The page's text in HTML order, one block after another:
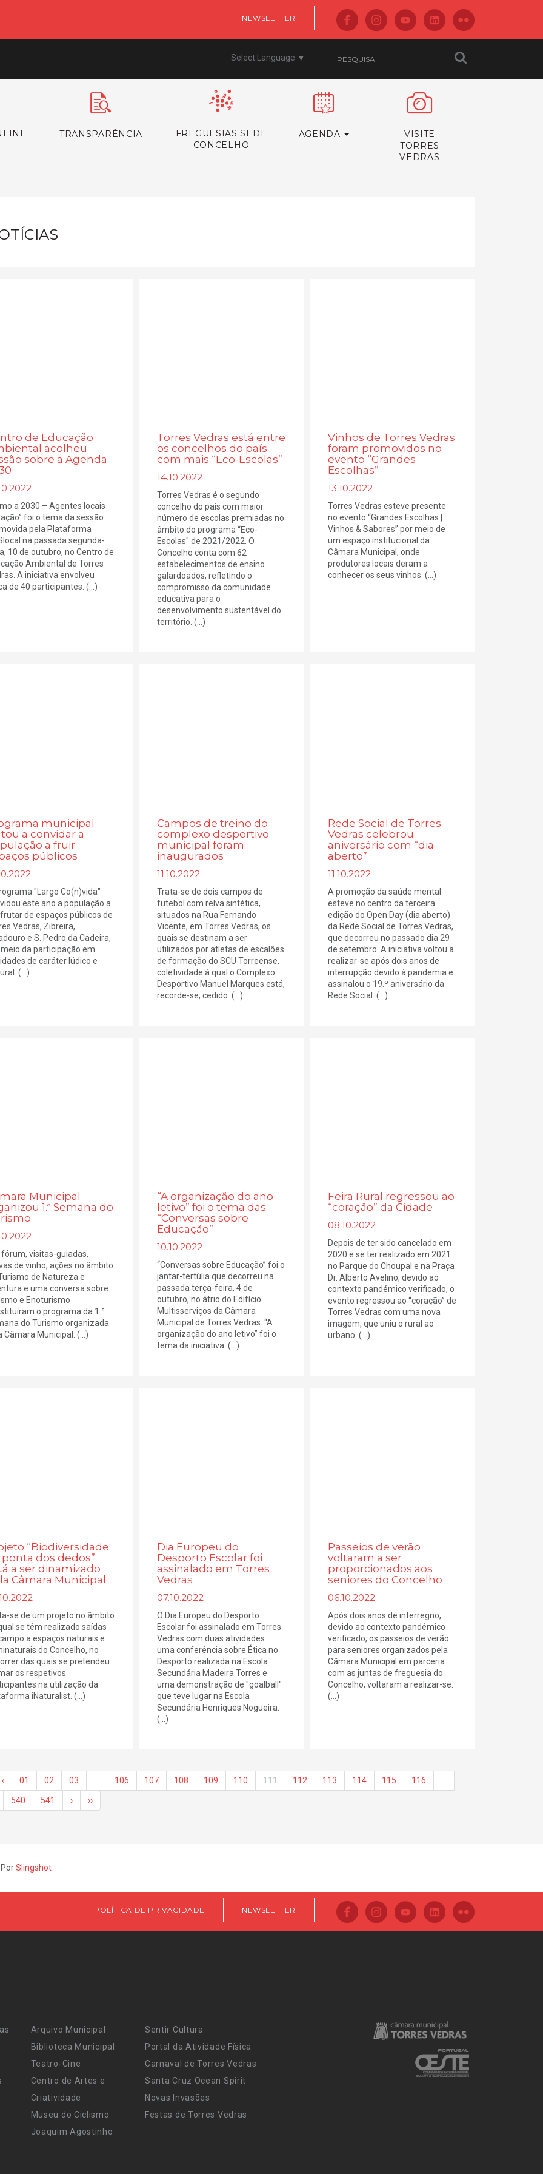
NEWSLETTER
Select Language ▼
TRANSPARÊNCIA
FREGUESIAS SEDE
CONCELHO
AGENDA
VISITE
TORRES
VEDRAS
de Educação
acolheu
sobre a Agenda
a 2030 – Agentes locais
foi o tema da sessão
pela Plataforma
na passada segunda-
10 de outubro, no Centro de
Ambiental de Torres
A iniciativa envolveu
de 40 participantes. (...)
Torres Vedras está entre
os concelhos do país
com mais “Eco-Escolas”
14.10.2022
Torres Vedras é o segundo
concelho do país com maior
número de escolas premiadas no
âmbito do programa “Eco-
Escolas" de 2021/2022. O
Concelho conta com 62
estabelecimentos de ensino
galardoados, refletindo o
compromisso da comunidade
educativa para o
desenvolvimento sustentável do
território. (...)
Vinhos de Torres Vedras
foram promovidos no
evento “Grandes
Escolhas”
13.10.2022
Torres Vedras esteve presente
no evento “Grandes Escolhas |
Vinhos & Sabores” por meio de
um espaço institucional da
Câmara Municipal, onde
produtores locais deram a
conhecer os seus vinhos. (...)
municipal
a convidar a
a fruir
públicos
"Largo Co(n)vida"
este ano a população a
de espaços públicos de
Vedras, Zibreira,
e S. Pedro da Cadeira,
da participação em
de caráter lúdico e
(...)
Campos de treino do
complexo desportivo
municipal foram
inaugurados
11.10.2022
Trata-se de dois campos de
futebol com relva sintética,
situados na Rua Fernando
Vicente, em Torres Vedras, os
quais se destinam a ser
utilizados por atletas de escalões
de formação do SCU Torreense,
coletividade à qual o Complexo
Desportivo Manuel Marques está,
recorde-se, cedido. (...)
Rede Social de Torres
Vedras celebrou
aniversário com “dia
aberto”
11.10.2022
A promoção da saúde mental
esteve no centro da terceira
edição do Open Day (dia aberto)
da Rede Social de Torres Vedras,
que decorreu no passado dia 29
de setembro. A iniciativa voltou a
realizar-se após dois anos de
interrupção devido à pandemia e
assinalou o 19.º aniversário da
Rede Social. (...)
Municipal
1.ª Semana do
fórum, visitas-guiadas,
de vinho, ações no âmbito
de Natureza e
e uma conversa sobre
e Enoturismo
o programa da 1.ª
do Turismo organizada
Câmara Municipal. (...)
“A organização do ano
letivo” foi o tema das
“Conversas sobre
Educação”
10.10.2022
“Conversas sobre Educação” foi o
jantar-tertúlia que decorreu na
passada terça-feira, 4 de
outubro, no átrio do Edifício
Multisserviços da Câmara
Municipal de Torres Vedras. “A
organização do ano letivo” foi o
tema da iniciativa. (...)
Feira Rural regressou ao
“coração” da Cidade
08.10.2022
Depois de ter sido cancelado em
2020 e se ter realizado em 2021
no Parque do Choupal e na Praça
Dr. Alberto Avelino, devido ao
contexto pandémico verificado, o
evento regressou ao “coração” de
Torres Vedras com uma nova
imagem, que uniu o rural ao
urbano. (...)
“Biodiversidade
ponta dos dedos”
a ser dinamizado
Câmara Municipal
se de um projeto no âmbito
se têm realizado saídas
a espaços naturais e
do Concelho, no
das quais se pretendeu
os respetivos
na utilização da
iNaturalist. (...)
Dia Europeu do
Desporto Escolar foi
assinalado em Torres
Vedras
07.10.2022
O Dia Europeu do Desporto
Escolar foi assinalado em Torres
Vedras com duas atividades:
uma conferência sobre Ética no
Desporto realizada na Escola
Secundária Madeira Torres e
uma demonstração de "goalball"
que teve lugar na Escola
Secundária Henriques Nogueira.
(...)
Passeios de verão
voltaram a ser
proporcionados aos
seniores do Concelho
06.10.2022
Após dois anos de interregno,
devido ao contexto pandémico
verificado, os passeios de verão
para seniores organizados pela
Câmara Municipal em parceria
com as juntas de freguesia do
Concelho, voltaram a realizar-se.
(...)
‹ 01 02 03 106 107 108 109 110 111 112 113 114 115 116
540 541 › ››
Slingshot
POLÍTICA DE PRIVACIDADE NEWSLETTER
Arquivo Municipal
Biblioteca Municipal
Teatro-Cine
Centro de Artes e
Criatividade
Museu do Ciclismo
Joaquim Agostinho
Sentir Cultura
Portal da Atividade Física
Carnaval de Torres Vedras
Santa Cruz Ocean Spirit
Novas Invasões
Festas de Torres Vedras